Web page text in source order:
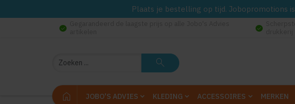
Plaats je bestelling op tijd. Jobopromotions is
check_circle check_circle
Zoeken search
home JOBO'S ADVIES KLEDING ACCESSOIRES MERKEN